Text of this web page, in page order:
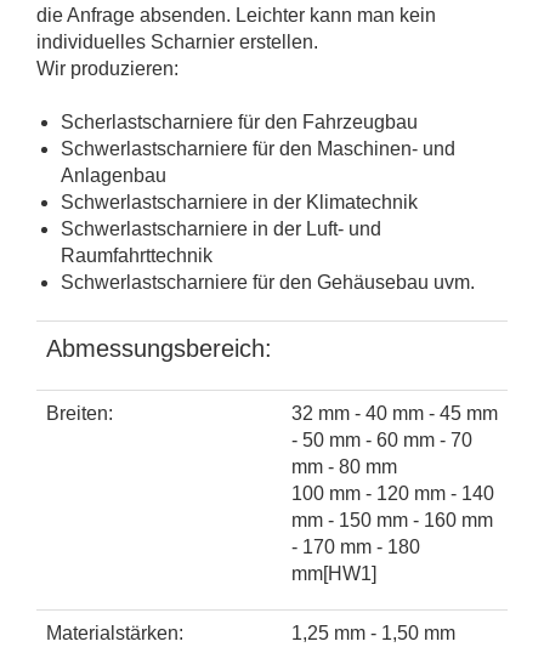
die Anfrage absenden. Leichter kann man kein
individuelles Scharnier erstellen.
Wir produzieren:
Scherlastscharniere für den Fahrzeugbau
Schwerlastscharniere für den Maschinen- und
Anlagenbau
Schwerlastscharniere in der Klimatechnik
Schwerlastscharniere in der Luft- und
Raumfahrttechnik
Schwerlastscharniere für den Gehäusebau uvm.
Abmessungsbereich:
Breiten:
32 mm - 40 mm - 45 mm
- 50 mm - 60 mm - 70
mm - 80 mm
100 mm - 120 mm - 140
mm - 150 mm - 160 mm
- 170 mm - 180
mm[HW1]
Materialstärken:
1,25 mm - 1,50 mm